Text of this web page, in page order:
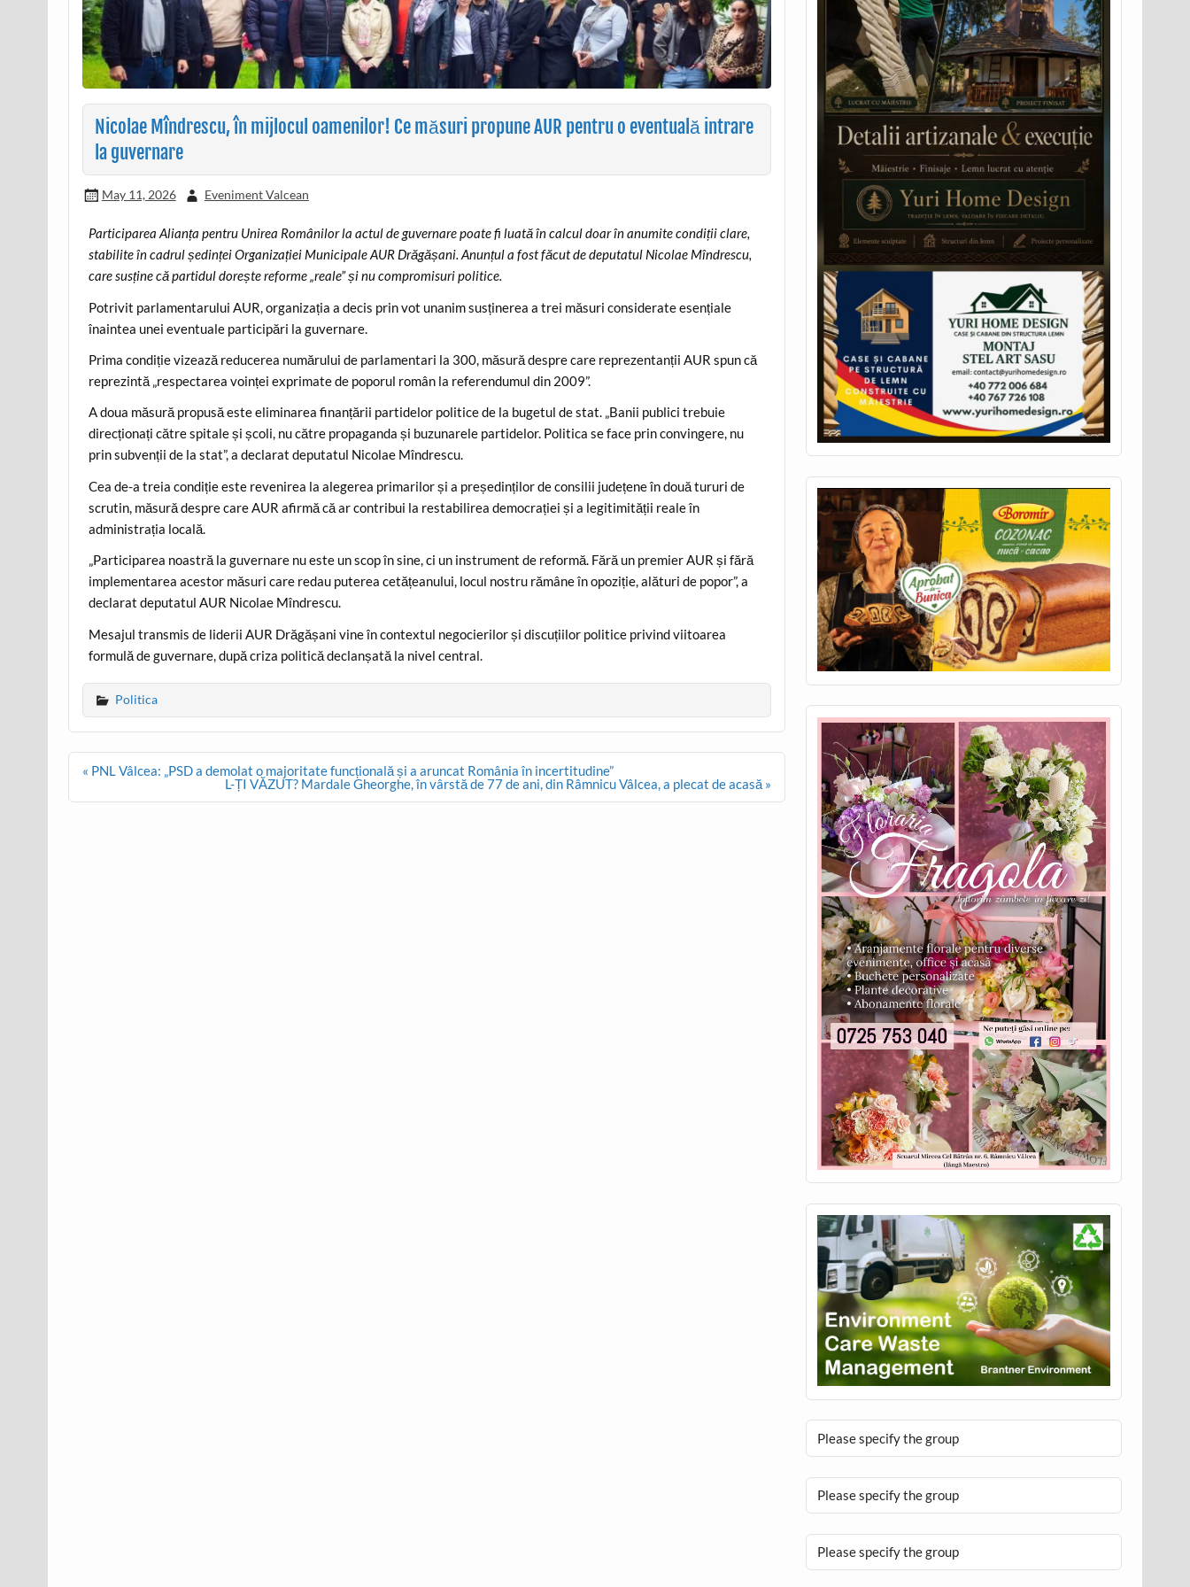
Nicolae Mîndrescu, în mijlocul oamenilor! Ce măsuri propune AUR pentru o eventuală intrare
la guvernare
May 11, 2026 Eveniment Valcean
Participarea Alianța pentru Unirea Românilor la actul de guvernare poate fi luată în calcul doar în anumite condiții clare,
stabilite în cadrul ședinței Organizației Municipale AUR Drăgășani. Anunțul a fost făcut de deputatul Nicolae Mîndrescu,
care susține că partidul dorește reforme „reale” și nu compromisuri politice.
Potrivit parlamentarului AUR, organizația a decis prin vot unanim susținerea a trei măsuri considerate esențiale
înaintea unei eventuale participări la guvernare.
Prima condiție vizează reducerea numărului de parlamentari la 300, măsură despre care reprezentanții AUR spun că
reprezintă „respectarea voinței exprimate de poporul român la referendumul din 2009”.
A doua măsură propusă este eliminarea finanțării partidelor politice de la bugetul de stat. „Banii publici trebuie
direcționați către spitale și școli, nu către propaganda și buzunarele partidelor. Politica se face prin convingere, nu
prin subvenții de la stat”, a declarat deputatul Nicolae Mîndrescu.
Cea de-a treia condiție este revenirea la alegerea primarilor și a președinților de consilii județene în două tururi de
scrutin, măsură despre care AUR afirmă că ar contribui la restabilirea democrației și a legitimității reale în
administrația locală.
„Participarea noastră la guvernare nu este un scop în sine, ci un instrument de reformă. Fără un premier AUR și fără
implementarea acestor măsuri care redau puterea cetățeanului, locul nostru rămâne în opoziție, alături de popor”, a
declarat deputatul AUR Nicolae Mîndrescu.
Mesajul transmis de liderii AUR Drăgășani vine în contextul negocierilor și discuțiilor politice privind viitoarea
formulă de guvernare, după criza politică declanșată la nivel central.
Politica
Post
« PNL Vâlcea: „PSD a demolat o majoritate funcțională și a aruncat România în incertitudine”
L-ȚI VĂZUT? Mardale Gheorghe, în vârstă de 77 de ani, din Râmnicu Vâlcea, a plecat de acasă »
Please specify the group
Please specify the group
Please specify the group